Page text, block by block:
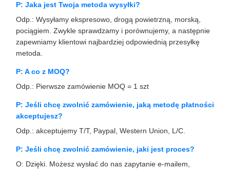
P: Jaka jest Twoja metoda wysyłki?
Odp.: Wysyłamy ekspresowo, drogą powietrzną, morską,
pociągiem. Zwykle sprawdzamy i porównujemy, a następnie
zapewniamy klientowi najbardziej odpowiednią przesyłkę
metoda.
P: A co z MOQ?
Odp.: Pierwsze zamówienie MOQ = 1 szt
P: Jeśli chcę zwolnić zamówienie, jaką metodę płatności
akceptujesz?
Odp.: akceptujemy T/T, Paypal, Western Union, L/C.
P: Jeśli chcę zwolnić zamówienie, jaki jest proces?
O: Dzięki. Możesz wysłać do nas zapytanie e-mailem,